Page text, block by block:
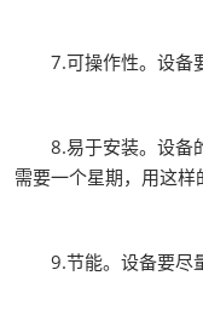
7.可操作性。设备要
8.易于安装。设备
需要一个星期，用这样
9.节能。设备要尽量